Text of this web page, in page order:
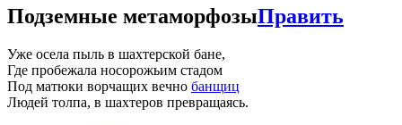
Подземные метаморфозыПравить
Уже осела пыль в шахтерской бане,
Где пробежала носорожьим стадом
Под матюки ворчащих вечно банщиц
Людей толпа, в шахтеров превращаясь.